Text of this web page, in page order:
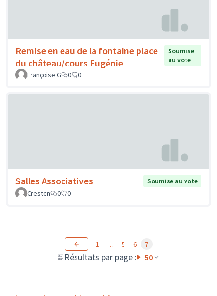
Remise en eau de la fontaine place
du château/cours Eugénie
Soumise
au vote
Françoise G
0 0
Salles Associatives
Soumise au vote
Creston
0 0
Résultats par page : 50
1 … 5 6 7